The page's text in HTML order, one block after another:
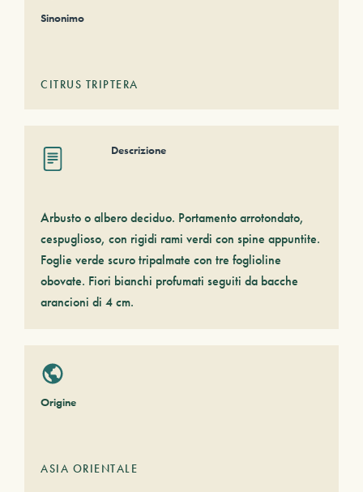
Sinonimo
CITRUS TRIPTERA
Descrizione
Arbusto o albero deciduo. Portamento arrotondato,
cespuglioso, con rigidi rami verdi con spine appuntite.
Foglie verde scuro tripalmate con tre foglioline
obovate. Fiori bianchi profumati seguiti da bacche
arancioni di 4 cm.
Origine
ASIA ORIENTALE